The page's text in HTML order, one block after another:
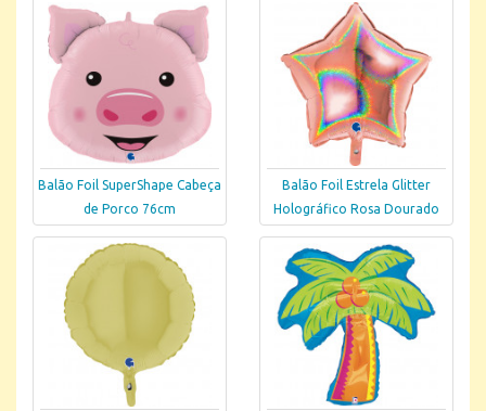
Balão Foil SuperShape Cabeça
de Porco 76cm
Balão Foil Estrela Glitter
Holográfico Rosa Dourado